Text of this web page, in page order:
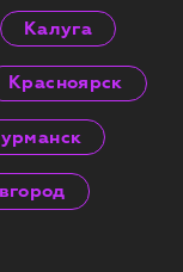
Калуга
Красноярск